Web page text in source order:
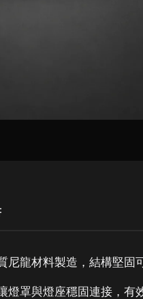
龍材料製造，結構堅固
燈罩與燈座穩固連接，有